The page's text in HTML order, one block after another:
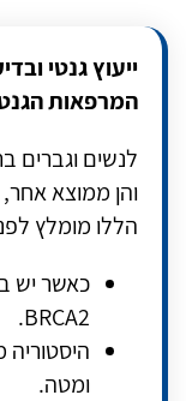
ייעוץ גנטי
המרפאות
לנשים וגברים
והן ממוצא אחר,
הללו מומלץ
כאשר יש
BRCA2
.
ומטה.